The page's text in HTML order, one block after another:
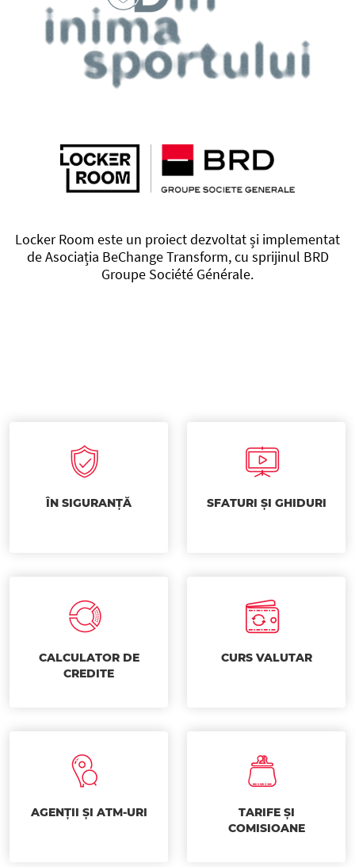
Locker Room este un proiect dezvoltat și implementat
de Asociația BeChange Transform, cu sprijinul BRD
Groupe Société Générale.
ÎN SIGURANȚĂ SFATURI ȘI GHIDURI
CALCULATOR DE
CREDITE
CURS VALUTAR
AGENȚII ȘI ATM-URI
TARIFE ȘI
COMISIOANE